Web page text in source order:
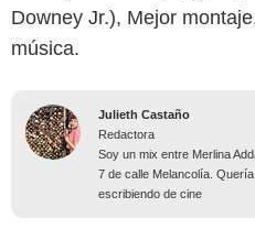
Downey Jr.), Mejor
música.
Julieth Castaño
Redactora
Soy un mix entre Merlina
7 de calle Melancolía.
escribiendo de cine